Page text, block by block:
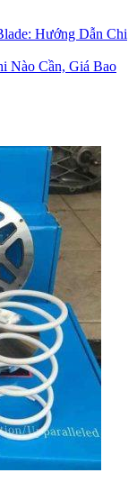
Hướng Dẫn Chi
Nào Cần, Giá Bao